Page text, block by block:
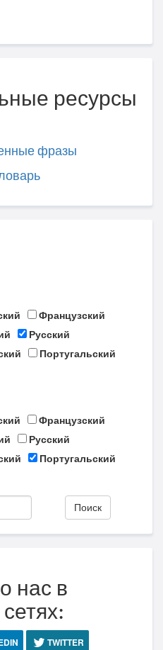
ресурсы
фразы
Французский
Русский
Португальский
Французский
Русский
Португальский
Поиск
нас в
TWITTER